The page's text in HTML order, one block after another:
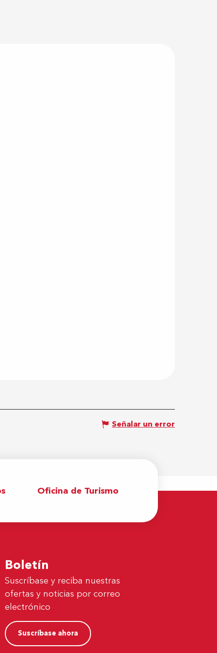
Señalar un error
Oficina de Turismo
Boletín
Suscríbase y reciba nuestras
ofertas y noticias por correo
electrónico
Suscríbase ahora